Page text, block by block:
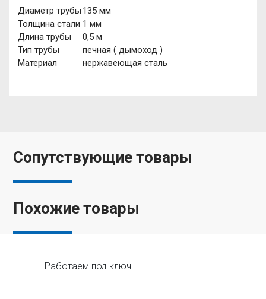
Диаметр трубы 135 мм
Толщина стали 1 мм
Длина трубы
0,5 м
Тип трубы
печная ( дымоход )
Материал
нержавеющая сталь
Сопутствующие товары
Похожие товары
Работаем под ключ